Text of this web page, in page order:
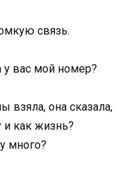
связь.
вас мой номер?
взяла, она сказала,
как жизнь?
много?